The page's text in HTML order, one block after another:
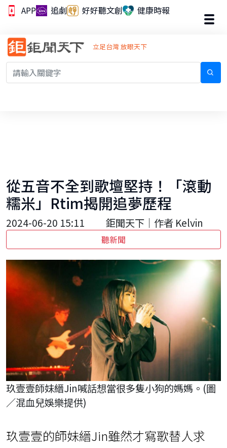
APP 追劇 好好聽文創 健康時報
立足台灣 放眼天下
從五音不全到歌壇堅持！「滾動
糯米」Rtim揭開追夢歷程
2024-06-20 15:11 鉅聞天下｜作者 Kelvin
聽新聞
玖壹壹師妹縉Jin喊話想當很多隻小狗的媽媽。(圖
／混血兒娛樂提供)
玖壹壹的師妹縉Jin雖然才寫歌替人求